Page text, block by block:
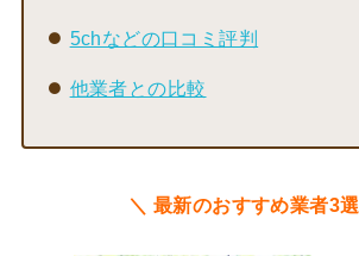
5chなどの口コミ評判
他業者との比較
＼ 最新のおすすめ業者3